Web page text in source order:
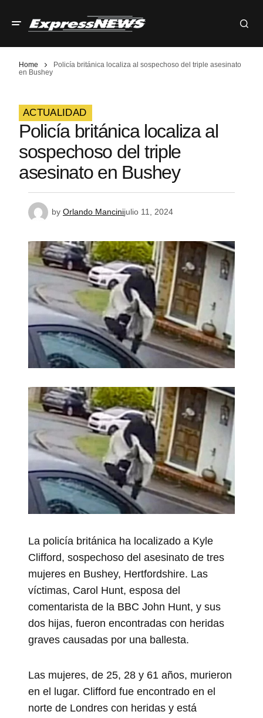
Home
Policía británica localiza al sospechoso del triple asesinato
en Bushey
ACTUALIDAD
Policía británica localiza al
sospechoso del triple
asesinato en Bushey
by Orlando Mancinijulio 11, 2024
La policía británica ha localizado a Kyle
Clifford, sospechoso del asesinato de tres
mujeres en Bushey, Hertfordshire. Las
víctimas, Carol Hunt, esposa del
comentarista de la BBC John Hunt, y sus
dos hijas, fueron encontradas con heridas
graves causadas por una ballesta.
Las mujeres, de 25, 28 y 61 años, murieron
en el lugar. Clifford fue encontrado en el
norte de Londres con heridas y está